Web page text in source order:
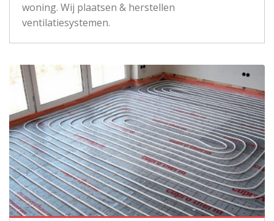
woning. Wij plaatsen & herstellen
ventilatiesystemen.